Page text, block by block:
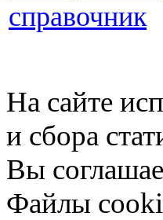
справочник
На сайте
и сбора
Вы
Файлы